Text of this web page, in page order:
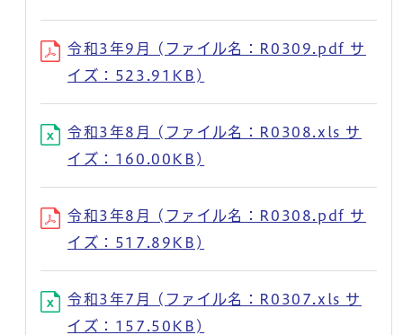
令和3年9月 (ファイル名：R0309.pdf サ
イズ：523.91KB)
令和3年8月 (ファイル名：R0308.xls サ
イズ：160.00KB)
令和3年8月 (ファイル名：R0308.pdf サ
イズ：517.89KB)
令和3年7月 (ファイル名：R0307.xls サ
イズ：157.50KB)